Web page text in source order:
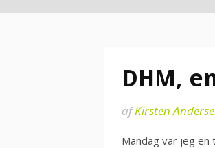
DHM,
afKirsten
Mandag var jeg